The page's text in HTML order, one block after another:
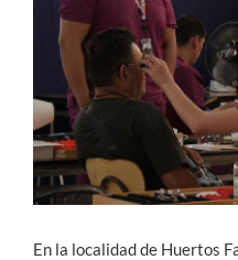
Estudiantes
Académicos
Funcionarios
Alumni
En la localidad de Huertos